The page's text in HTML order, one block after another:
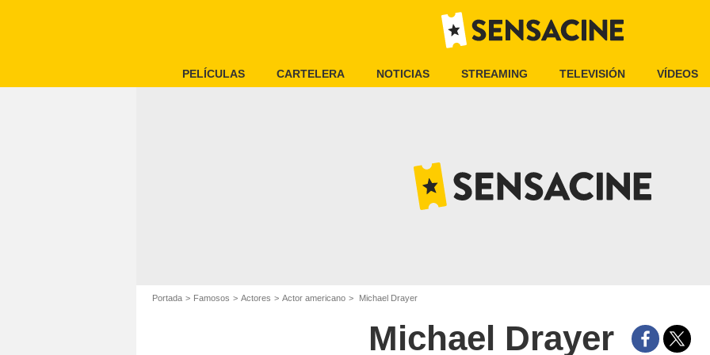
PELÍCULAS CARTELERA NOTICIAS STREAMING TELEVISIÓN VÍDEOS
Portada Famosos Actores Actor americano Michael Drayer
Michael Drayer